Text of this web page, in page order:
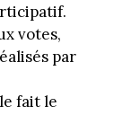
votes,
par
fait le